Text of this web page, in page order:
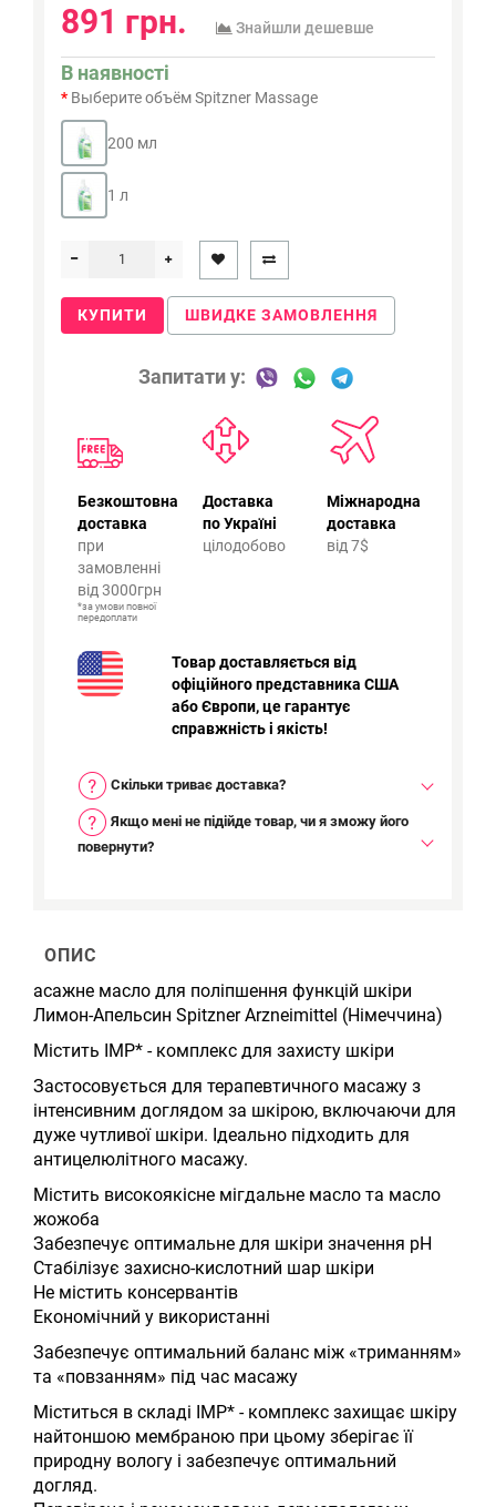
891 грн. Знайшли дешевше
В наявності
Выберите объём Spitzner Massage
200 мл
1 л
КУПИТИ ШВИДКЕ ЗАМОВЛЕННЯ
Запитати у:
Безкоштовна
доставка
при
замовленні
від 3000грн
*за умови повної
передоплати
Доставка
по Україні
цілодобово
Міжнародна
доставка
від 7$
Товар доставляється від
офіційного представника США
або Європи, це гарантує
справжність і якість!
Скільки триває доставка?
Якщо мені не підійде товар, чи я зможу його
повернути?
ОПИС
асажне масло для поліпшення функцій шкіри
Лимон-Апельсин Spitzner Arzneimittel (Німеччина)
Містить IMP* - комплекс для захисту шкіри
Застосовується для терапевтичного масажу з
інтенсивним доглядом за шкірою, включаючи для
дуже чутливої шкіри. Ідеально підходить для
антицелюлітного масажу.
Містить високоякісне мігдальне масло та масло
жожоба
Забезпечує оптимальне для шкіри значення рН
Стабілізує захисно-кислотний шар шкіри
Не містить консервантів
Економічний у використанні
Забезпечує оптимальний баланс між «триманням»
та «повзанням» під час масажу
Міститься в складі IMP* - комплекс захищає шкіру
найтоншою мембраною при цьому зберігає її
природну вологу і забезпечує оптимальний
догляд.